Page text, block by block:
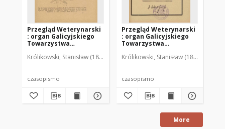
Przegląd Weterynarski
: organ Galicyjskiego
Towarzystwa
czasopismo
1905 R. 20, nr 4
Królikowski, Stanisław (1853-1924). Red.
czasopismo
Przegląd Weterynarski
: organ Galicyjskiego
Towarzystwa
czasopismo
1905 R. 20, nr 5
Królikowski, Stanisław (1853-1924).
czasopismo
More